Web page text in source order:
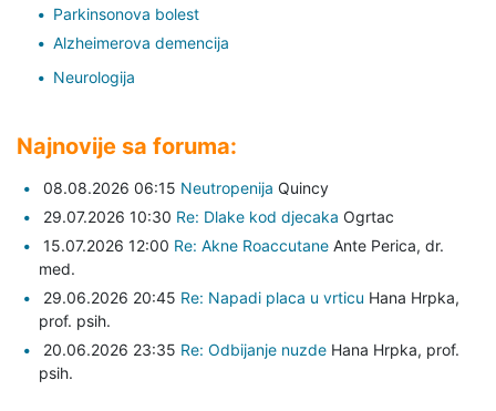
Parkinsonova bolest
Alzheimerova demencija
Neurologija
Najnovije sa foruma:
08.08.2026 06:15 Neutropenija Quincy
29.07.2026 10:30 Re: Dlake kod djecaka Ogrtac
15.07.2026 12:00 Re: Akne Roaccutane Ante Perica, dr.
med.
29.06.2026 20:45 Re: Napadi placa u vrticu Hana Hrpka,
prof. psih.
20.06.2026 23:35 Re: Odbijanje nuzde Hana Hrpka, prof.
psih.